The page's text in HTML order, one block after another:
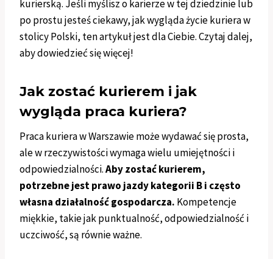
kurierską. Jeśli myślisz o karierze w tej dziedzinie lub
po prostu jesteś ciekawy, jak wygląda życie kuriera w
stolicy Polski, ten artykuł jest dla Ciebie. Czytaj dalej,
aby dowiedzieć się więcej!
Jak zostać kurierem i jak
wygląda praca kuriera?
Praca kuriera w Warszawie może wydawać się prosta,
ale w rzeczywistości wymaga wielu umiejętności i
odpowiedzialności.Aby zostać kurierem,
potrzebne jest prawo jazdy kategorii B i często
własna działalność gospodarcza. Kompetencje
miękkie, takie jak punktualność, odpowiedzialność i
uczciwość, są równie ważne.